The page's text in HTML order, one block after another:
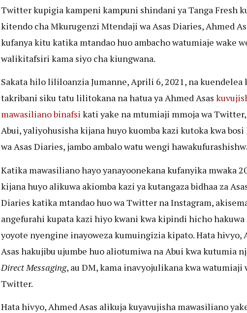
Twitter kupigia kampeni kampuni shindani ya Tanga Fresh
kitendo cha Mkurugenzi Mtendaji wa Asas Diaries, Ahmed
kufanya kitu katika mtandao huo ambacho watumiaje wake
walikitafsiri kama siyo cha kiungwana.
Sakata hilo lililoanzia Jumanne, Aprili 6, 2021, na kuendelea
takribani siku tatu lilitokana na hatua ya Ahmed Asas
mawasiliano binafsi kati yake na mtumiaji mmoja wa Twitter,
Abui, yaliyohusisha kijana huyo kuomba kazi kutoka kwa bosi
wa Asas Diaries, jambo ambalo watu wengi
Katika mawasiliano hayo yanayoonekana kufanyika mwaka
kijana huyo alikuwa akiomba kazi ya kutangaza bidhaa za
Diaries katika mtandao huo wa Twitter na Instagram,
angefurahi kupata kazi hiyo kwani kwa kipindi hicho hakuwa
yoyote nyengine inayoweza kumuingizia kipato. Hata hivyo,
Asas hakujibu ujumbe huo aliotumiwa na Abui kwa kutumia
Direct Messaging, au DM, kama inavyojulikana kwa watumiaji
Twitter.
Hata hivyo, Ahmed Asas alikuja kuyavujisha mawasiliano